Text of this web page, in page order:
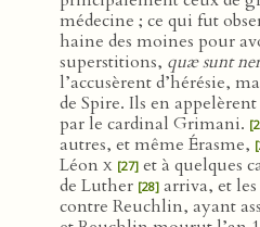
médecine ; ce qui fut
haine des moines pour
superstitions, quæ sunt
l’accusèrent d’hérésie,
de Spire. Ils en
par le cardinal Grimani.
autres, et même Érasme,
Léon x [27] et à quelques
de Luther [28] arriva, et
contre Reuchlin, ayant